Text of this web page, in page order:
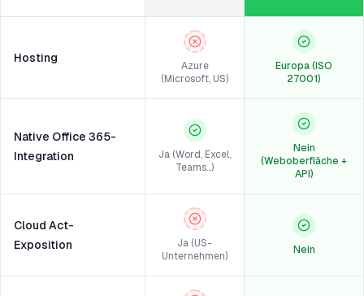
Hosting
Azure
(Microsoft, US)
Europa (ISO
27001)
Native Office 365-
Integration
Ja (Word, Excel,
Teams…)
Nein
(Weboberfläche +
API)
Cloud Act-
Exposition
Ja (US-
Unternehmen)
Nein